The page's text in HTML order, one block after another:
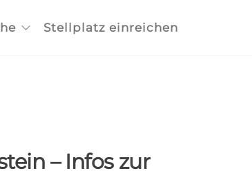
Stellplatz einreichen
– Infos zur